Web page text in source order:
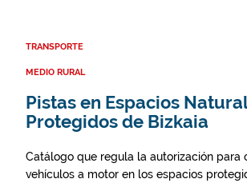
TRANSPORTE
MEDIO RURAL
Pistas en Espacios
Protegidos de Bizkaia
Catálogo que regula la autorización para
vehículos a motor en los espacios